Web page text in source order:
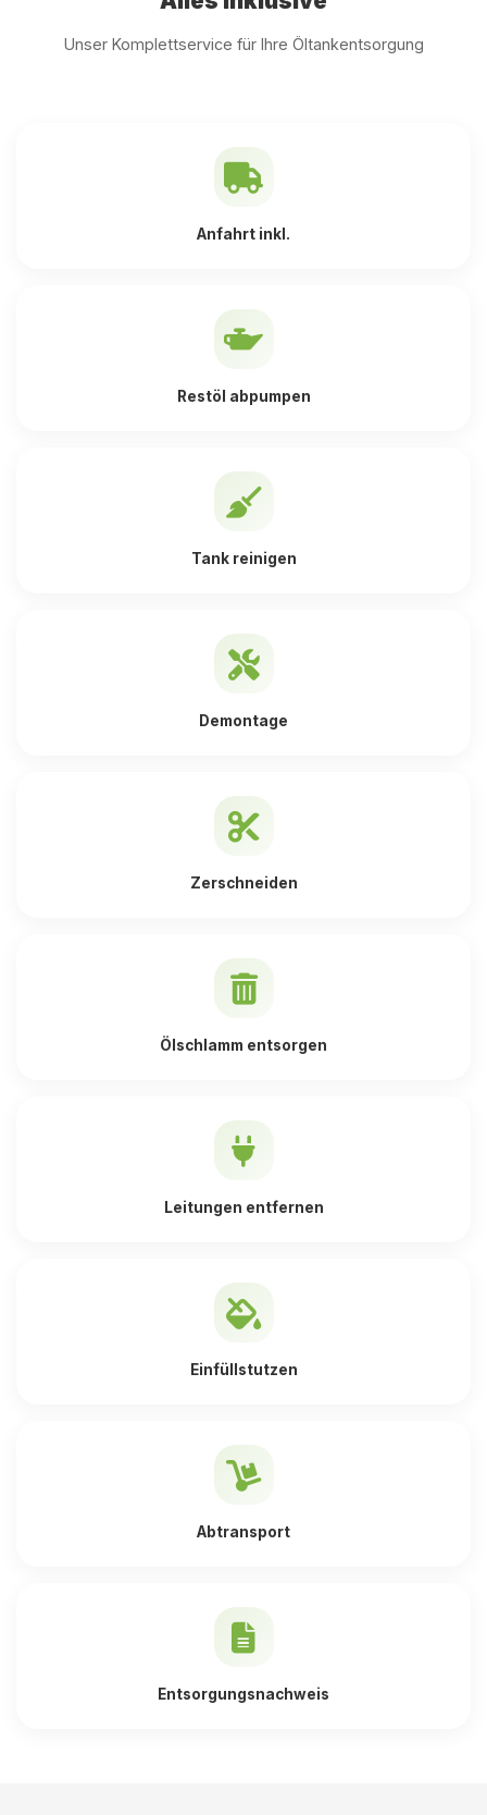
Unser Komplettservice für Ihre Öltankentsorgung
Anfahrt inkl.
Restöl abpumpen
Tank reinigen
Demontage
Zerschneiden
Ölschlamm entsorgen
Leitungen entfernen
Einfüllstutzen
Abtransport
Entsorgungsnachweis